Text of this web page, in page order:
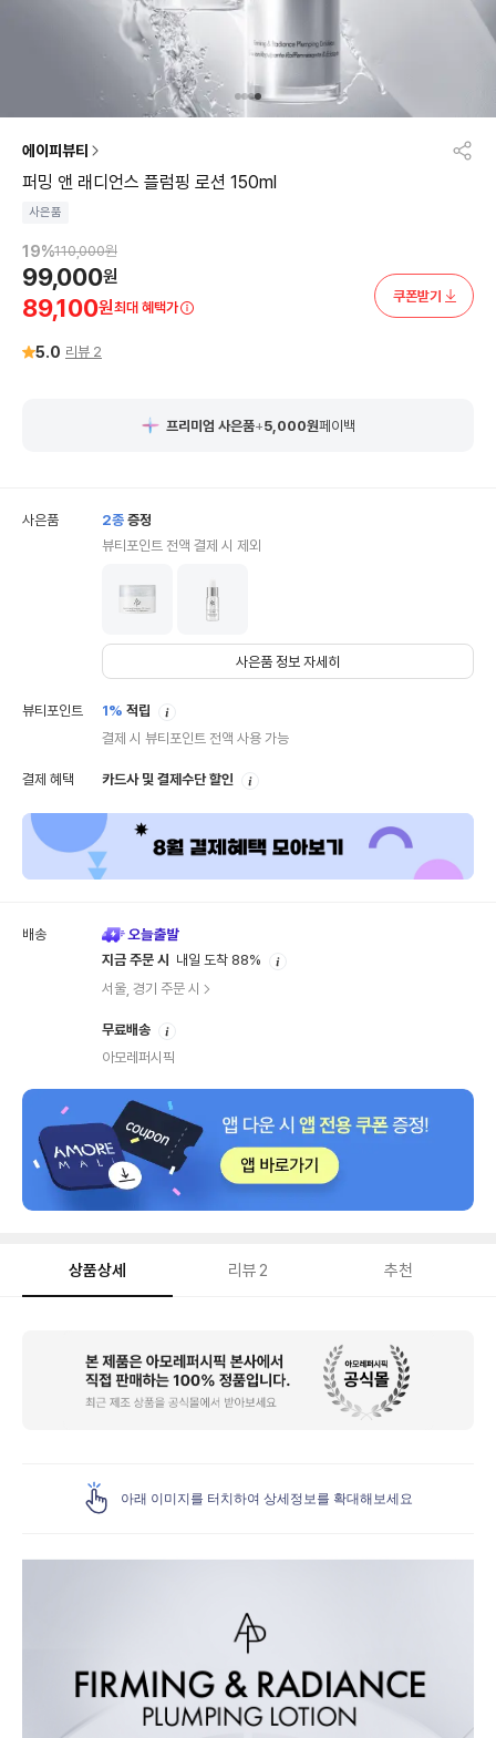
에이피뷰티
퍼밍 앤 래디언스 플럼핑 로션 150ml
사은품
19%110,000원
99,000원
89,100원최대 혜택가
쿠폰받기
5.0 리뷰 2
프리미엄 사은품+5,000원페이백
사은품 2종 증정
뷰티포인트 전액 결제 시 제외
사은품 정보 자세히
뷰티포인트 1% 적립
결제 시 뷰티포인트 전액 사용 가능
결제 혜택 카드사 및 결제수단 할인
배송
지금 주문 시
내일 도착 88%
서울, 경기 주문 시
무료배송
아모레퍼시픽
상품상세 리뷰2 추천
아래 이미지를 터치하여 상세정보를 확대해보세요